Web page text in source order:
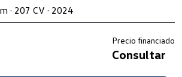
· 207 CV · 2024
Precio financiado
Consultar